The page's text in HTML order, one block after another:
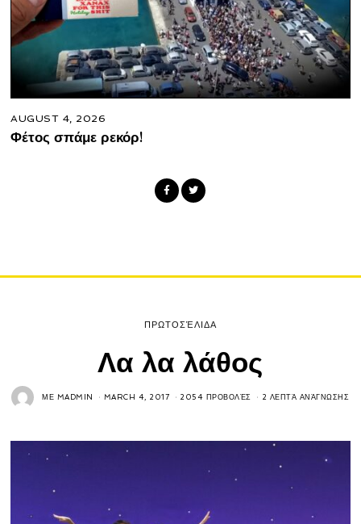
AUGUST 4, 2026
Φέτος σπάμε ρεκόρ!
ΠΡΩΤΟΣΈΛΙΔΑ
Λα λα λάθος
ΜΕ MADMIN MARCH 4, 2017 2054 ΠΡΟΒΟΛΈΣ 2 ΛΕΠΤΆ ΑΝΆΓΝΩΣΗΣ